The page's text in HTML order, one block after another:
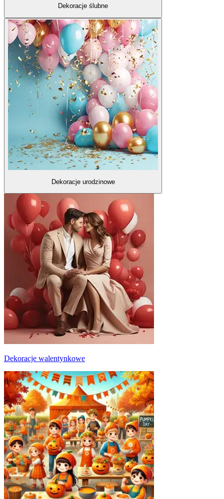
Dekoracje ślubne
Dekoracje urodzinowe
Dekoracje walentynkowe